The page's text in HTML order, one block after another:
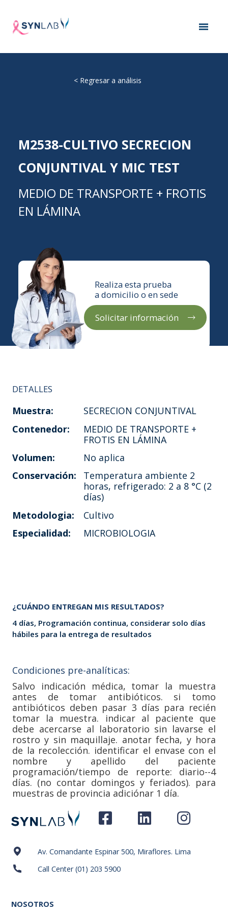
< Regresar a análisis
M2538-CULTIVO SECRECION
CONJUNTIVAL Y MIC TEST
MEDIO DE TRANSPORTE + FROTIS
EN LÁMINA
Realiza esta prueba
a domicilio o en sede
Solicitar información
DETALLES
Muestra:
SECRECION CONJUNTIVAL
Contenedor:
MEDIO DE TRANSPORTE +
FROTIS EN LÁMINA
Volumen:
No aplica
Conservación:
Temperatura ambiente 2
horas, refrigerado: 2 a 8 °C (2
días)
Metodologia:
Cultivo
Especialidad:
MICROBIOLOGIA
¿CUÁNDO ENTREGAN MIS RESULTADOS?
4 días, Programación continua, considerar solo días
hábiles para la entrega de resultados
Condiciones pre-analíticas:
Salvo indicación médica, tomar la muestra
antes de tomar antibióticos. si tomo
antibióticos deben pasar 3 días para recién
tomar la muestra. indicar al paciente que
debe acercarse al laboratorio sin lavarse el
rostro y sin maquillaje. anotar fecha, y hora
de la recolección. identificar el envase con el
nombre y apellido del paciente
programación/tiempo de reporte: diario--4
días. (no contar domingos y feriados). para
muestras de provincia adiciónar 1 día.
Av. Comandante Espinar 500, Miraflores. Lima
Call Center (01) 203 5900
NOSOTROS